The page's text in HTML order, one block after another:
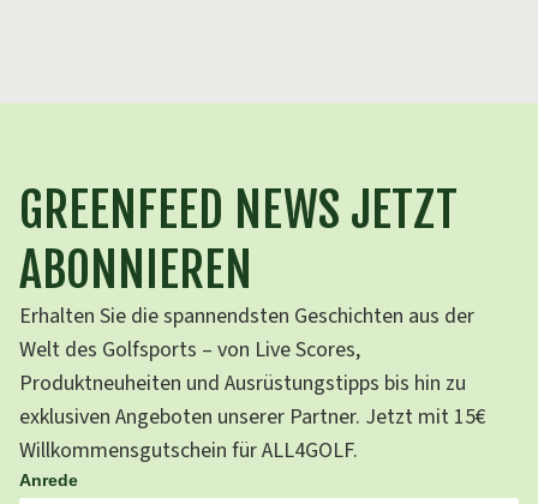
GREENFEED NEWS JETZT
ABONNIEREN
Erhalten Sie die spannendsten Geschichten aus der
Welt des Golfsports – von Live Scores,
Produktneuheiten und Ausrüstungstipps bis hin zu
exklusiven Angeboten unserer Partner. Jetzt mit 15€
Willkommensgutschein für ALL4GOLF.
Anrede